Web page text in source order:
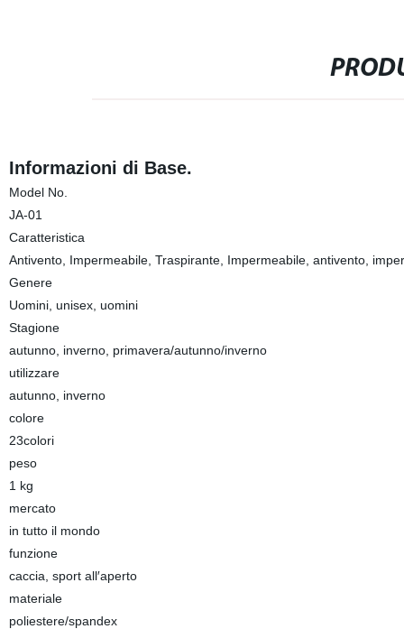
Informazioni di Base.
Model No.
JA-01
Caratteristica
Antivento, Impermeabile, Traspirante, Impermeabile, antivento,
Genere
Uomini, unisex, uomini
Stagione
autunno, inverno, primavera/autunno/inverno
utilizzare
autunno, inverno
colore
23colori
peso
1 kg
mercato
in tutto il mondo
funzione
caccia, sport all′aperto
materiale
poliestere/spandex